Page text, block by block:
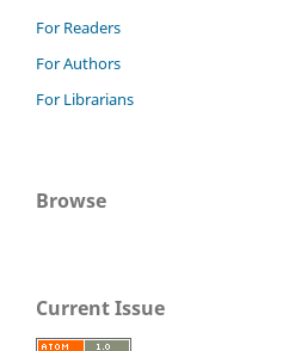
For Readers
For Authors
For Librarians
Browse
Current Issue